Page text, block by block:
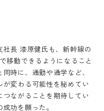
長 漆原健氏も、新幹線の
移動できるようになること
時に、通勤や通学など、
変わる可能性を秘めてい
ながることを期待してい
功を願った。